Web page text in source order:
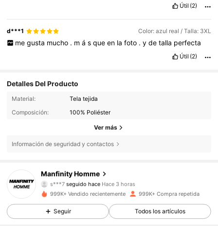
Útil (2)
d***1 Color: azul real / Talla: 3XL
me gusta mucho . m á s que en la foto . y de talla perfecta
Útil (2)
Detalles Del Producto
Material:
Tela tejida
Composición:
100% Poliéster
Ver más
Información de seguridad y contactos
Manfinity Homme
s***7seguido hace Hace 3 horas
p***2 está navegando
4,86
608K Seguidores
999K+ Vendido recientemente 999K+ Compra repetida
Seguir Todos los artículos